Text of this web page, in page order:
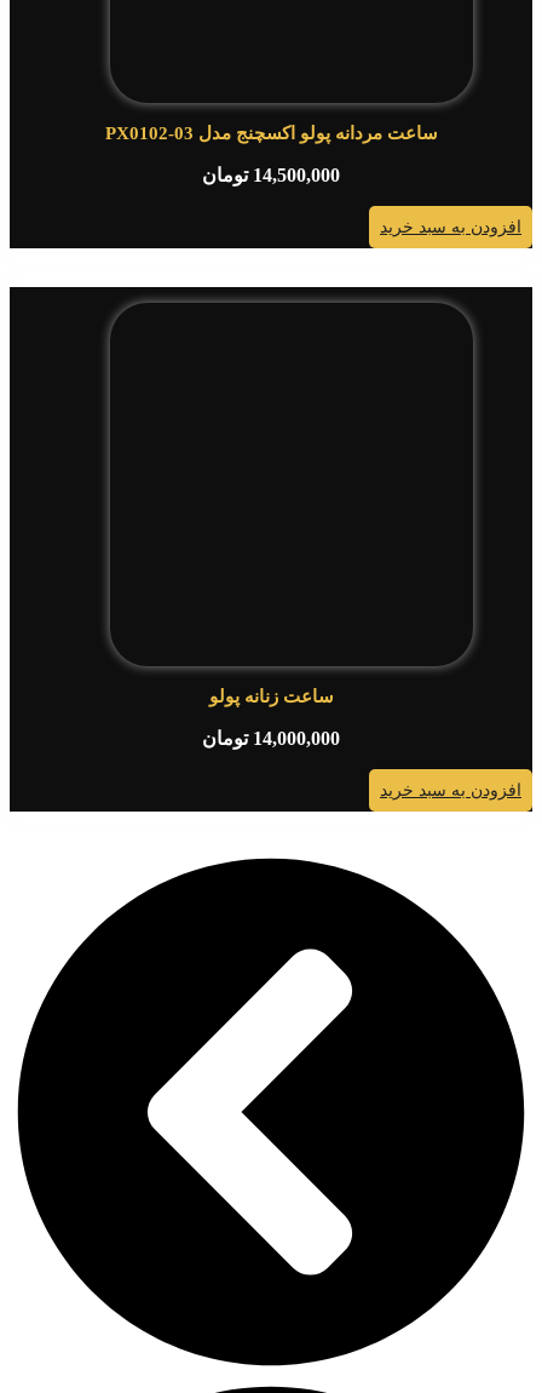
ساعت مردانه پولو اکسچنج مدل PX0102-03
14,500,000 تومان
به سبد خرید
ساعت زنانه پولو
14,000,000 تومان
به سبد خرید